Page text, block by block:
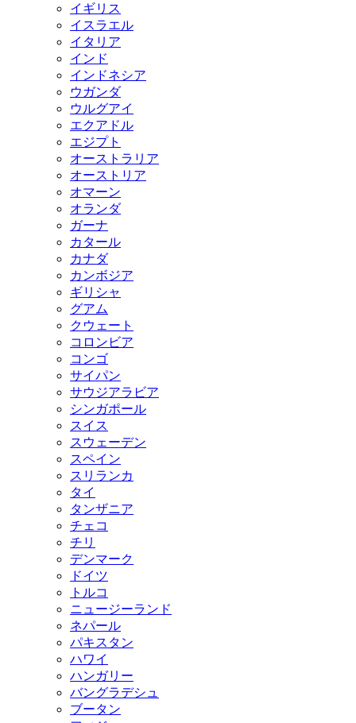
イギリス
イスラエル
イタリア
インド
インドネシア
ウガンダ
ウルグアイ
エクアドル
エジプト
オーストラリア
オーストリア
オマーン
オランダ
ガーナ
カタール
カナダ
カンボジア
ギリシャ
グアム
クウェート
コロンビア
コンゴ
サイパン
サウジアラビア
シンガポール
スイス
スウェーデン
スペイン
スリランカ
タイ
タンザニア
チェコ
チリ
デンマーク
ドイツ
トルコ
ニュージーランド
ネパール
パキスタン
ハワイ
ハンガリー
バングラデシュ
ブータン